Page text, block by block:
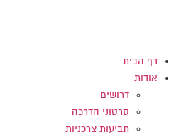
דף הבית
אודות
דרושים
סרטוני הדרכה
תביעות צרכניות